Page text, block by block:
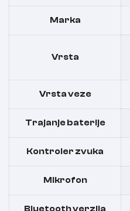
Marka
Vrsta
Vrsta veze
Trajanje baterije
Kontroler zvuka
Mikrofon
Bluetooth verzija